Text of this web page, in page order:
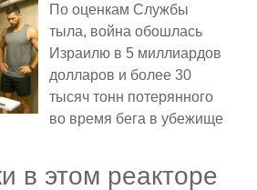
По оценкам Службы
тыла, война обошлась
Израилю в 5 миллиардов
долларов и более 30
тысяч тонн потерянного
во время бега в убежище
в этом реакторе